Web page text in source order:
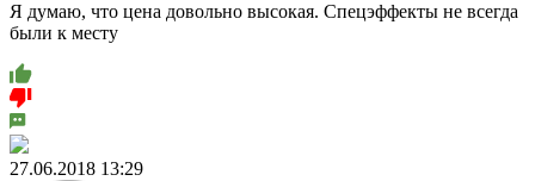
Я думаю, что цена довольно высокая. Спецэффекты не всегда
были к месту
27.06.2018 13:29